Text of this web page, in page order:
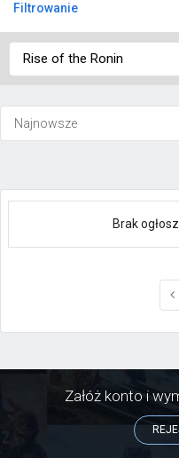
Filtrowanie
Brak
Załóż konto i